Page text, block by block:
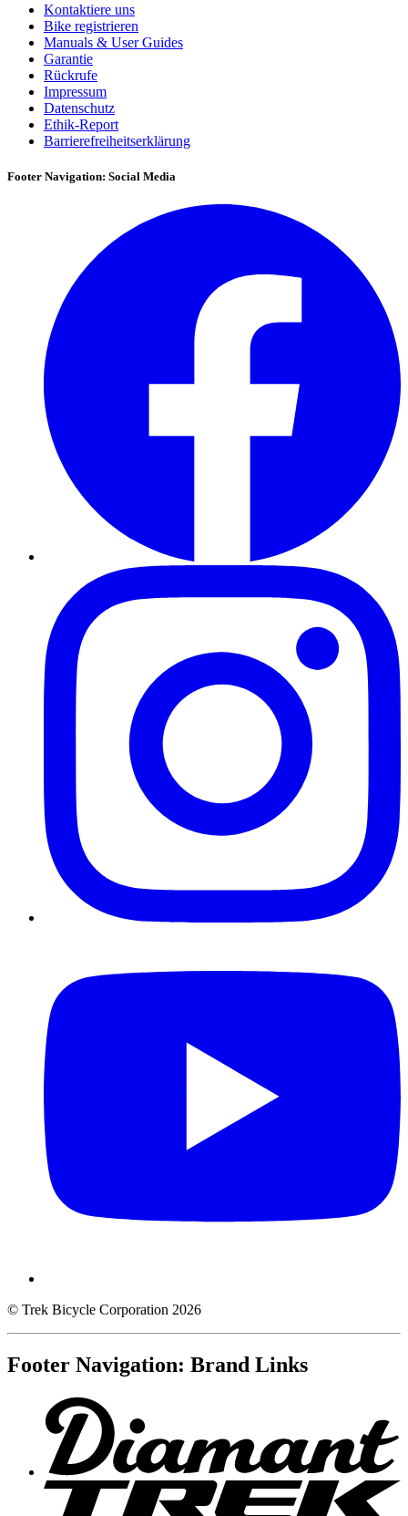
Kontaktiere uns
Bike registrieren
Manuals & User Guides
Garantie
Rückrufe
Impressum
Datenschutz
Ethik-Report
Barrierefreiheitserklärung
Footer Navigation: Social Media
© Trek Bicycle Corporation 2026
Footer Navigation: Brand Links